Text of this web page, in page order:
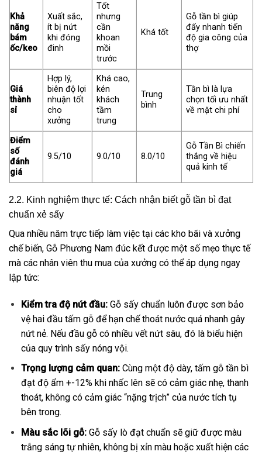
Khả
năng
bám
ốc/keo
Xuất sắc,
ít bị nứt
khi đóng
đinh
Tốt
nhưng
cần
khoan
mồi
trước
Khá tốt
Gỗ tần bì giúp
đẩy nhanh tiến
độ gia công của
thợ
Giá
thành
sỉ
Hợp lý,
biên độ lợi
nhuận tốt
cho
xưởng
Khá cao,
kén
khách
tầm
trung
Trung
bình
Tần bì là lựa
chọn tối ưu nhất
về mặt chi phí
Điểm
số
đánh
giá
9.5/10 9.0/10 8.0/10
Gỗ Tần Bì chiến
thắng về hiệu
quả kinh tế
2.2. Kinh nghiệm thực tế: Cách nhận biết gỗ tần bì đạt
chuẩn xẻ sấy
Qua nhiều năm trực tiếp làm việc tại các kho bãi và xưởng
chế biến, Gỗ Phương Nam đúc kết được một số mẹo thực tế
mà các nhân viên thu mua của xưởng có thể áp dụng ngay
lập tức:
Kiểm tra độ nứt đầu:Gỗ sấy chuẩn luôn được sơn bảo
vệ hai đầu tấm gỗ để hạn chế thoát nước quá nhanh gây
nứt nẻ. Nếu đầu gỗ có nhiều vết nứt sâu, đó là biểu hiện
của quy trình sấy nóng vội.
Trọng lượng cảm quan:Cùng một độ dày, tấm gỗ tần bì
đạt độ ẩm +-12% khi nhấc lên sẽ có cảm giác nhẹ, thanh
thoát, không có cảm giác “nặng trịch” của nước tích tụ
bên trong.
Màu sắc lõi gỗ:Gỗ sấy lò đạt chuẩn sẽ giữ được màu
trắng sáng tự nhiên, không bị xỉn màu hoặc xuất hiện các